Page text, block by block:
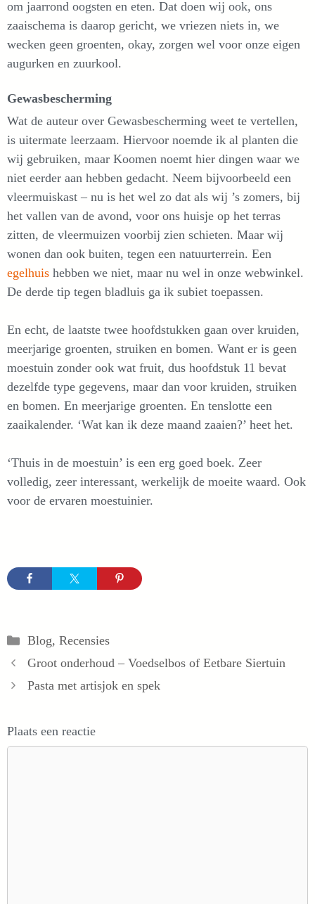
om jaarrond oogsten en eten. Dat doen wij ook, ons
zaaischema is daarop gericht, we vriezen niets in, we
wecken geen groenten, okay, zorgen wel voor onze eigen
augurken en zuurkool.
Gewasbescherming
Wat de auteur over Gewasbescherming weet te vertellen,
is uitermate leerzaam. Hiervoor noemde ik al planten die
wij gebruiken, maar Koomen noemt hier dingen waar we
niet eerder aan hebben gedacht. Neem bijvoorbeeld een
vleermuiskast – nu is het wel zo dat als wij ’s zomers, bij
het vallen van de avond, voor ons huisje op het terras
zitten, de vleermuizen voorbij zien schieten. Maar wij
wonen dan ook buiten, tegen een natuurterrein. Een
egelhuis hebben we niet, maar nu wel in onze webwinkel.
De derde tip tegen bladluis ga ik subiet toepassen.
En echt, de laatste twee hoofdstukken gaan over kruiden,
meerjarige groenten, struiken en bomen. Want er is geen
moestuin zonder ook wat fruit, dus hoofdstuk 11 bevat
dezelfde type gegevens, maar dan voor kruiden, struiken
en bomen. En meerjarige groenten. En tenslotte een
zaaikalender. ‘Wat kan ik deze maand zaaien?’ heet het.
‘Thuis in de moestuin’ is een erg goed boek. Zeer
volledig, zeer interessant, werkelijk de moeite waard. Ook
voor de ervaren moestuinier.
Categorieën
Blog, Recensies
Groot onderhoud – Voedselbos of Eetbare Siertuin
Pasta met artisjok en spek
Plaats een reactie